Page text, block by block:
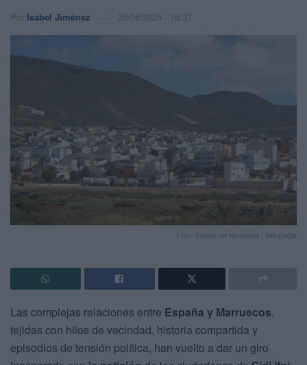
Por Isabel Jiménez 25/06/2025 - 16:37
Foto: Erwan de Kerhister / Wikipedia
Las complejas relaciones entre España y Marruecos,
tejidas con hilos de vecindad, historia compartida y
episodios de tensión política, han vuelto a dar un giro